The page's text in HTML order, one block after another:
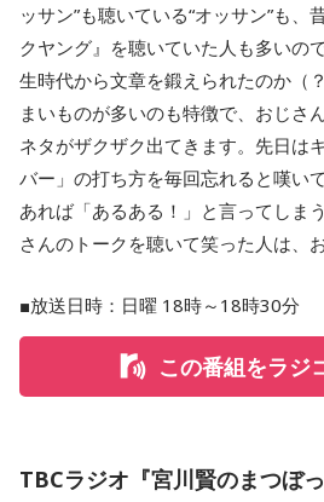
ッサン”も聴いている“オッサン”も、
クヤング』を聴いていた人も多いの
生時代から文章を鍛えられたのか（
まいものが多いのも特徴で、おじさ
ネタがザクザク出てきます。先日は
バー」の打ち方を毎回忘れると嘆い
あれば「あるある！」と言ってしま
さんのトークを聴いて笑った人は、
■放送日時：日曜 18時～18時30分
この番組をラジ
TBCラジオ『宮川賢のまつぼっ